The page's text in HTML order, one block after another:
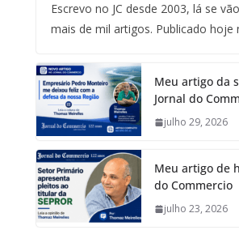
Escrevo no JC desde 2003, lá se
mais de mil artigos. Publicado hoje
Meu artigo da
Jornal do
julho 29, 2026
Meu artigo de
do Commercio
julho 23, 2026